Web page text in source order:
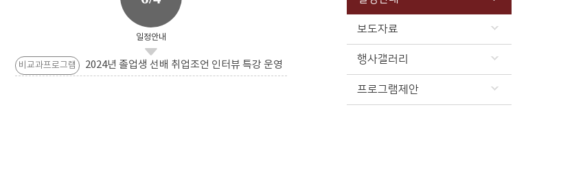
보도자료
행사갤러리
프로그램제안
일정안내
비교과프로그램 2024년 졸업생 선배 취업조언 인터뷰 특강 운영